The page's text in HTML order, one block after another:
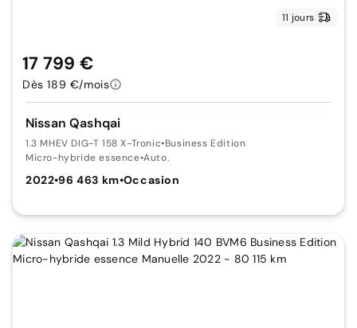
11 jours
Nissan Qashqai
1.3 MHEV DIG-T 158 X-Tronic•Business Edition
Micro-hybride essence•Auto.
2022•96 463 km•Occasion
17 799 €
Dès 189 €/mois